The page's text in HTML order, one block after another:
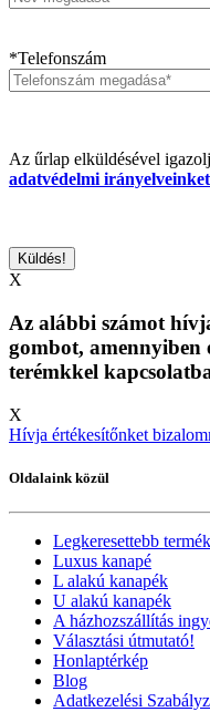
*Telefonszám
Az űrlap elküldésével
adatvédelmi
X
Az alábbi számot
gombot, amennyiben
terémkkel
X
Hívja értékesítőnket
Oldalaink közül
Legkeresettebb
Luxus kanapé
L alakú kanapék
U alakú kanapék
A házhozszállítás
Választási útmutató!
Honlaptérkép
Blog
Adatkezelési